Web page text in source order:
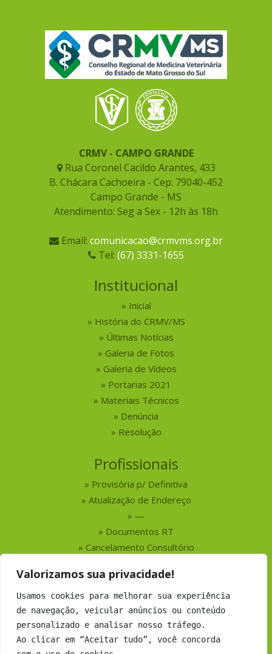
Valorizamos sua privacidade!
Usamos cookies para melhorar sua experiência
de navegação, veicular anúncios ou conteúdo
personalizado e analisar nosso tráfego.
Ao clicar em “Aceitar tudo”, você concorda
CRMV - CAMPO GRANDE
Rua Coronel Cacildo Arantes, 433
B. Chácara Cachoeira - Cep: 79040-452
Campo Grande - MS
Atendimento: Seg a Sex - 12h às 18h
Email: comunicacao@crmvms.org.br
Tel: (67) 3331-1655
Institucional
Inicial
História do CRMV/MS
Últimas Notícias
Galeria de Fotos
Galeria de Vídeos
Portarias 2021
Materiais Técnicos
Denúncia
Resolução
Profissionais
Provisória p/ Definitiva
Atualização de Endereço
—
Documentos RT
Cancelamento Consultório
Serviços
Busca por Profissionais
Busca por Empresas
Números do CRMV-MS